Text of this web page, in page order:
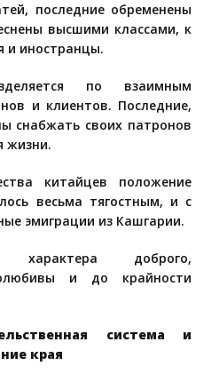
последние обременены
высшими классами, к
и иностранцы.
по взаимным
и клиентов. Последние,
снабжать своих патронов
жизни.
китайцев положение
весьма тягостным, и с
эмиграции из Кашгарии.
характера доброго,
и до крайности
система и
края